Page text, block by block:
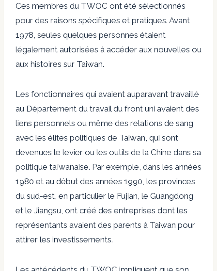
Ces membres du TWOC ont été sélectionnés
pour des raisons spécifiques et pratiques. Avant
1978, seules quelques personnes étaient
légalement autorisées à accéder aux nouvelles ou
aux histoires sur Taiwan.
Les fonctionnaires qui avaient auparavant travaillé
au Département du travail du front uni avaient des
liens personnels ou même des relations de sang
avec les élites politiques de Taiwan, qui sont
devenues le levier ou les outils de la Chine dans sa
politique taïwanaise. Par exemple, dans les années
1980 et au début des années 1990, les provinces
du sud-est, en particulier le Fujian, le Guangdong
et le Jiangsu, ont créé des entreprises dont les
représentants avaient des parents à Taiwan pour
attirer les investissements.